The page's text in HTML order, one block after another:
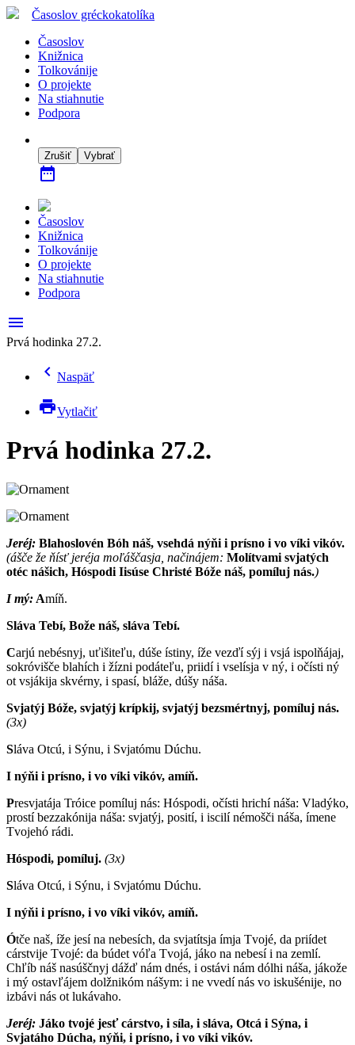
Časoslov gréckokatolíka
Časoslov
Knižnica
Tolkovánije
O projekte
Na stiahnutie
Podpora
Zrušiť Vybrať
date_range
Časoslov
Knižnica
Tolkovánije
O projekte
Na stiahnutie
Podpora
menu
Prvá hodinka 27.2.
chevron_left Naspäť
printVytlačiť
Prvá hodinka 27.2.
Jeréj: Blahoslovén Bóh náš, vsehdá nýňi i prísno i vo víki vikóv.
(ášče že ňísť jeréja moľáščasja, načinájem: Molítvami svjatých
otéc nášich, Hóspodi Iisúse Christé Bóže náš, pomíluj nás.)
I mý: Amíň.
Sláva Tebí, Bože náš, sláva Tebí.
Carjú nebésnyj, uťišiteľu, dúše ístiny, íže vezďí sýj i vsjá ispolňájaj,
sokróvišče blahích i žízni podáteľu, priidí i vselísja v ný, i očísti ný
ot vsjákija skvérny, i spasí, bláže, dúšy náša.
Svjatýj Bóže, svjatýj krípkij, svjatýj bezsmértnyj, pomíluj nás.
(3x)
Sláva Otcú, i Sýnu, i Svjatómu Dúchu.
I nýňi i prísno, i vo víki vikóv, amíň.
Presvjatája Tróice pomíluj nás: Hóspodi, očísti hrichí náša: Vladýko,
prostí bezzakónija náša: svjatýj, posití, i iscilí némošči náša, ímene
Tvojehó rádi.
Hóspodi, pomíluj. (3x)
Sláva Otcú, i Sýnu, i Svjatómu Dúchu.
I nýňi i prísno, i vo víki vikóv, amíň.
Ótče naš, íže jesí na nebesích, da svjatítsja ímja Tvojé, da priídet
cárstvije Tvojé: da búdet vóľa Tvojá, jáko na nebesí i na zemlí.
Chľíb náš nasúščnyj dážď nám dnés, i ostávi nám dólhi náša, jákože
i mý ostavľájem dolžnikóm nášym: i ne vvedí nás vo iskušénije, no
izbávi nás ot lukávaho.
Jeréj: Jáko tvojé jesť cárstvo, i síla, i sláva, Otcá i Sýna, i
Svjatáho Dúcha, nýňi, i prísno, i vo víki vikóv.